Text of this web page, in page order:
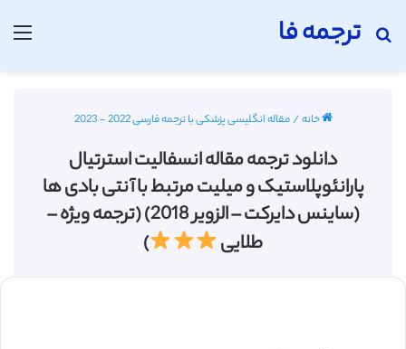
ترجمه فا
جستجو برای
خانه/مقاله انگلیسی پزشکی با ترجمه فارسی 2022 - 2023
دانلود ترجمه مقاله انسفالیت استرتیال
پارانئوپلاستیک و میلیت مرتبط با آنتی بادی ها
(ساینس دایرکت – الزویر 2018) (ترجمه ویژه –
طلایی
)